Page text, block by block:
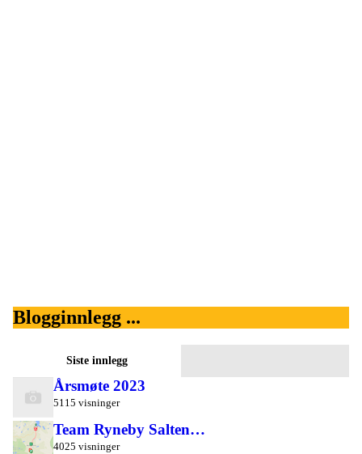
Blogginnlegg ...
Siste innlegg
Årsmøte 2023
5115 visninger
Team Ryneby Salten…
4025 visninger